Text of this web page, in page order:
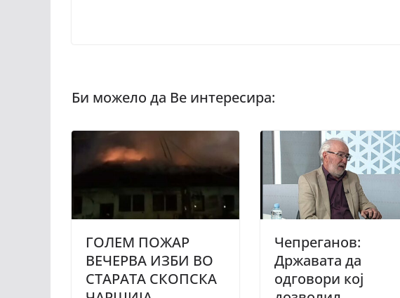
ГОЛЕМ ПОЖАР
ВЕЧЕРВА ИЗБИ ВО
СТАРАТА СКОПСКА
Чепреганов:
Државата да
одговори кој